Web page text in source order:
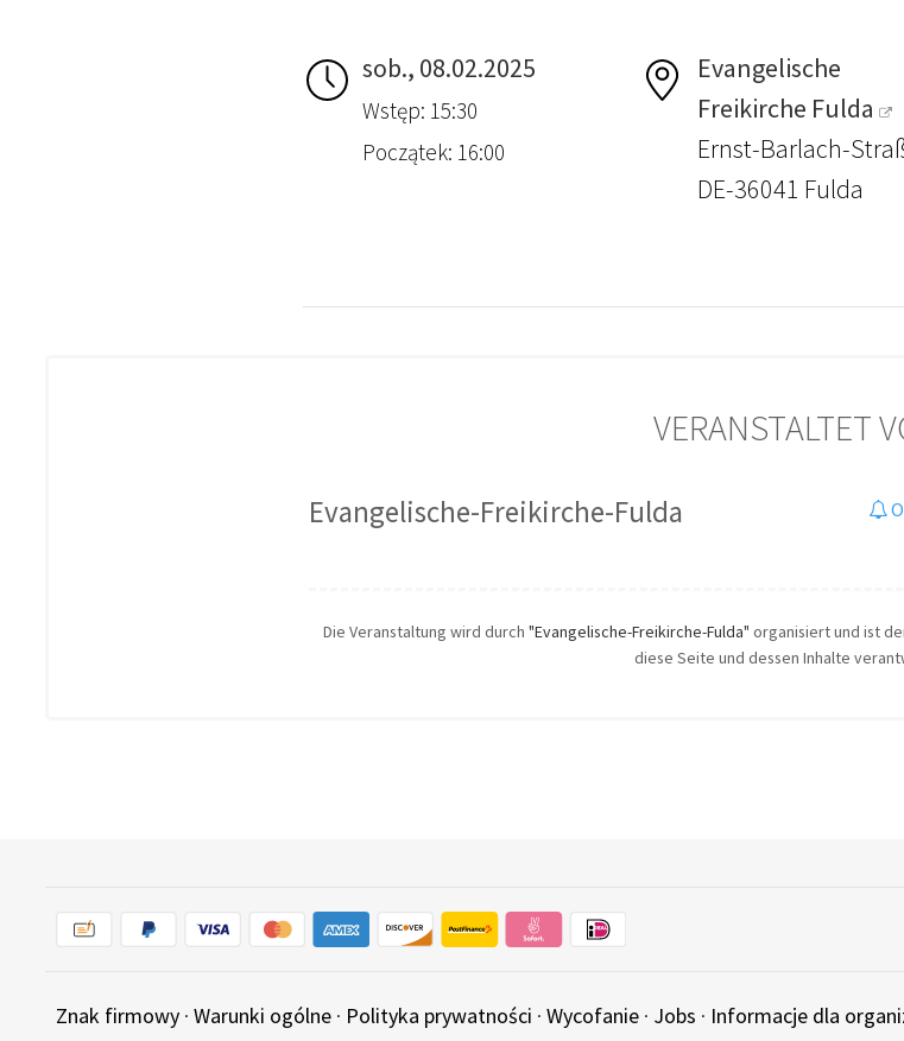
sob., 08.02.2025
Wstęp: 15:30
Początek: 16:00
Evangelische
Freikirche Fulda
Ernst-Barlach-
DE-36041 Fulda
VERANSTALTET
Evangelische-Freikirche-Fulda
Die Veranstaltung wird durch"Evangelische-Freikirche-Fulda" organisiert und ist
diese Seite und dessen Inhalte
Znak firmowy · Warunki ogólne · Polityka prywatności · Wycofanie · Jobs · Informacje dla